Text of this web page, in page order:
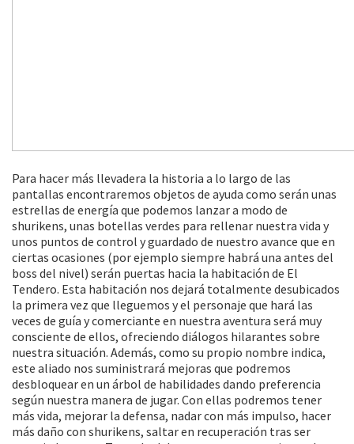
Para hacer más llevadera la historia a lo largo de las
pantallas encontraremos objetos de ayuda como serán unas
estrellas de energía que podemos lanzar a modo de
shurikens, unas botellas verdes para rellenar nuestra vida y
unos puntos de control y guardado de nuestro avance que en
ciertas ocasiones (por ejemplo siempre habrá una antes del
boss del nivel) serán puertas hacia la habitación de El
Tendero. Esta habitación nos dejará totalmente desubicados
la primera vez que lleguemos y el personaje que hará las
veces de guía y comerciante en nuestra aventura será muy
consciente de ellos, ofreciendo diálogos hilarantes sobre
nuestra situación. Además, como su propio nombre indica,
este aliado nos suministrará mejoras que podremos
desbloquear en un árbol de habilidades dando preferencia
según nuestra manera de jugar. Con ellas podremos tener
más vida, mejorar la defensa, nadar con más impulso, hacer
más daño con shurikens, saltar en recuperación tras ser